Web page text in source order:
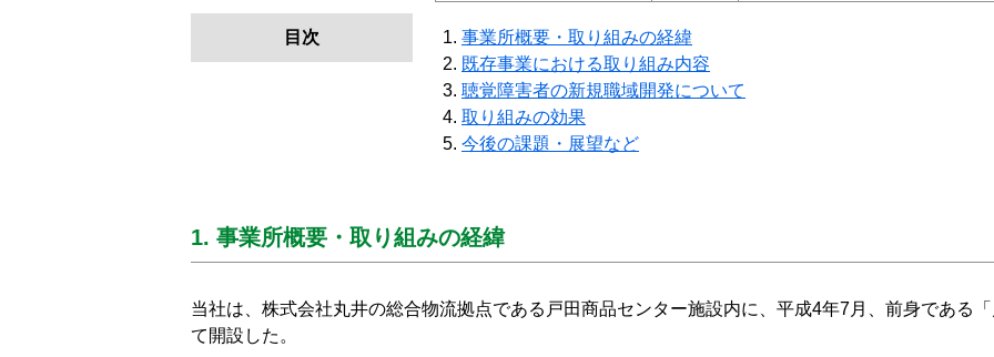
目次
事業所概要・取り組みの経緯
既存事業における取り組み内容
聴覚障害者の新規職域開発について
取り組みの効果
今後の課題・展望など
1. 事業所概要・取り組みの経緯
当社は、株式会社丸井の総合物流拠点である戸田商品センター施設内に、平成4年7月、前身である
て開設した。